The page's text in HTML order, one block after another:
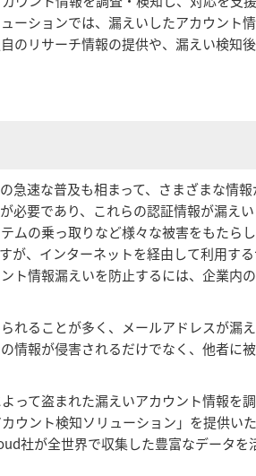
ーションでは、漏えいしたアカウント
のリサーチ情報の提供や、漏えい検知
急速な普及も相まって、さまざまな情
必要であり、これらの認証情報が漏え
ムの乗っ取りなど様々な被害をもたら
が、インターネットを経由して利用す
ト情報漏えいを防止するには、企業内
れることが多く、メールアドレスが漏
情報が侵害されるだけでなく、他者に
って盗まれた漏えいアカウント情報を
ウント検知ソリューション」を提供い
社が全世界で収集した豊富なデータを